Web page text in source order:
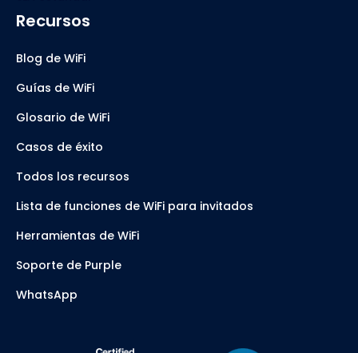
Recursos
Blog de WiFi
Guías de WiFi
Glosario de WiFi
Casos de éxito
Todos los recursos
Lista de funciones de WiFi para invitados
Herramientas de WiFi
Soporte de Purple
WhatsApp